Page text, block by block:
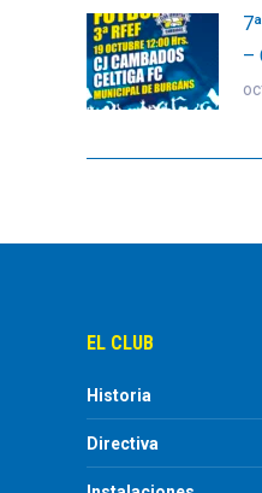
–
EL CLUB
Historia
Directiva